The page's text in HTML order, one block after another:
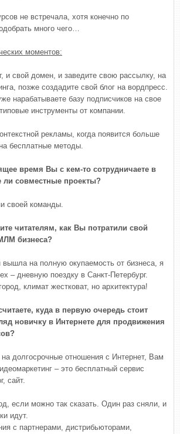
не встречала, хотя конечно по
много чего…
моментов:
и свой домен, и заведите свою рассылку, на
позже создадите свой блог на вордпресс.
нарабатываете базу подписчиков на свое
инструменты от компании.
рекламы, когда появится больше
бесплатные методы.
время Вы с кем-то сотрудничаете в
ли совместные проекты?
своей команды.
читателям, как Вы потратили свой
бизнеса?
вышла на полную окупаемость от бизнеса, я
– дневную поездку в Санкт-Петербург.
климат жестковат, но архитектура!
куда в первую очередь стоит
новичку в Интернете для продвижения
долгосрочные отношения с Интернет, Вам
– это бесплатный сервис
сайт.
если можно так сказать. Один раз сняли, и
идут.
с партнерами, дистрибьюторами,